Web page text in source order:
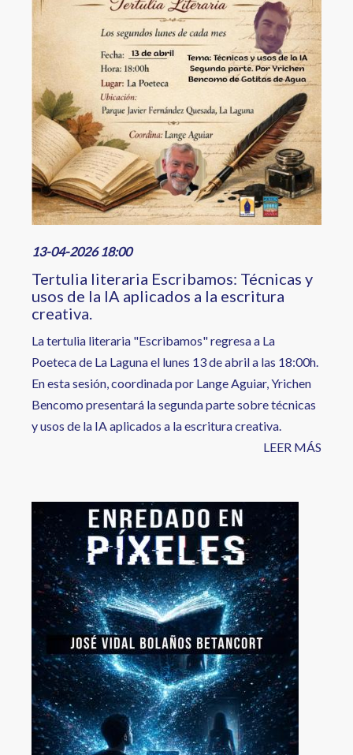
13-04-2026 18:00
Tertulia literaria Escribamos: Técnicas y
usos de la IA aplicados a la escritura
creativa.
La tertulia literaria "Escribamos" regresa a La
Poeteca de La Laguna el lunes 13 de abril a las 18:00h.
En esta sesión, coordinada por Lange Aguiar, Yrichen
Bencomo presentará la segunda parte sobre técnicas
y usos de la IA aplicados a la escritura creativa.
LEER MÁS
Image